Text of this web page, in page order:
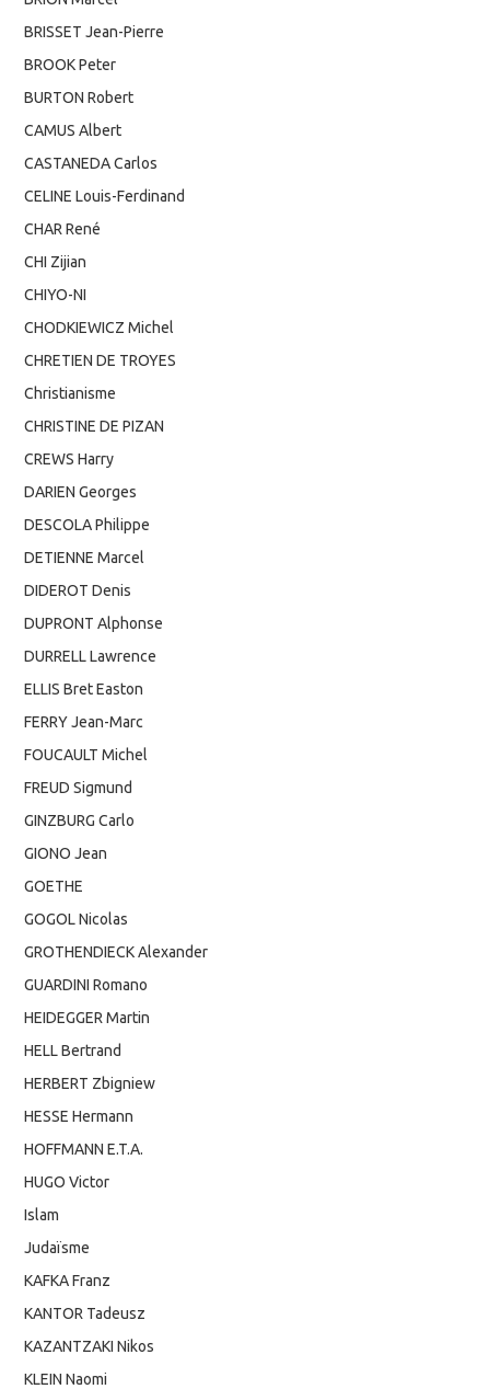
BRISSET Jean-Pierre
BROOK Peter
BURTON Robert
CAMUS Albert
CASTANEDA Carlos
CELINE Louis-Ferdinand
CHAR René
CHI Zijian
CHIYO-NI
CHODKIEWICZ Michel
CHRETIEN DE TROYES
Christianisme
CHRISTINE DE PIZAN
CREWS Harry
DARIEN Georges
DESCOLA Philippe
DETIENNE Marcel
DIDEROT Denis
DUPRONT Alphonse
DURRELL Lawrence
ELLIS Bret Easton
FERRY Jean-Marc
FOUCAULT Michel
FREUD Sigmund
GINZBURG Carlo
GIONO Jean
GOETHE
GOGOL Nicolas
GROTHENDIECK Alexander
GUARDINI Romano
HEIDEGGER Martin
HELL Bertrand
HERBERT Zbigniew
HESSE Hermann
HOFFMANN E.T.A.
HUGO Victor
Islam
Judaïsme
KAFKA Franz
KANTOR Tadeusz
KAZANTZAKI Nikos
KLEIN Naomi